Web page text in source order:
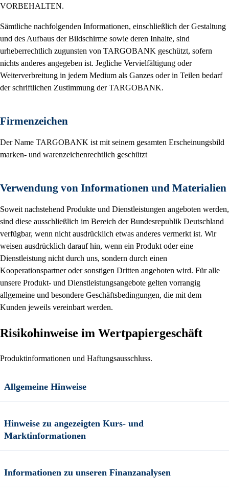
VORBEHALTEN.
Sämtliche nachfolgenden Informationen, einschließlich der Gestaltung
und des Aufbaus der Bildschirme sowie deren Inhalte, sind
urheberrechtlich zugunsten von TARGOBANK geschützt, sofern
nichts anderes angegeben ist. Jegliche Vervielfältigung oder
Weiterverbreitung in jedem Medium als Ganzes oder in Teilen bedarf
der schriftlichen Zustimmung der TARGOBANK.
Firmenzeichen
Der Name TARGOBANK ist mit seinem gesamten Erscheinungsbild
marken- und warenzeichenrechtlich geschützt
Verwendung von Informationen und Materialien
Soweit nachstehend Produkte und Dienstleistungen angeboten werden,
sind diese ausschließlich im Bereich der Bundesrepublik Deutschland
verfügbar, wenn nicht ausdrücklich etwas anderes vermerkt ist. Wir
weisen ausdrücklich darauf hin, wenn ein Produkt oder eine
Dienstleistung nicht durch uns, sondern durch einen
Kooperationspartner oder sonstigen Dritten angeboten wird. Für alle
unsere Produkt- und Dienstleistungsangebote gelten vorrangig
allgemeine und besondere Geschäftsbedingungen, die mit dem
Kunden jeweils vereinbart werden.
Risikohinweise im Wertpapiergeschäft
Produktinformationen und Haftungsausschluss.
Allgemeine Hinweise
Hinweise zu angezeigten Kurs- und
Marktinformationen
Informationen zu unseren Finanzanalysen